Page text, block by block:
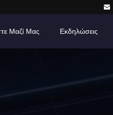
Μαζί Μας Εκδηλώσεις